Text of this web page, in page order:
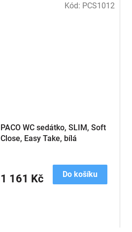
PACO WC sedátko, SLIM, Soft
Close, Easy Take, bílá
1 161 Kč Do košíku
Kód: PCS1012